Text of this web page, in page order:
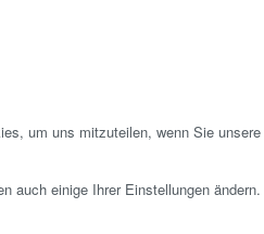
um uns mitzuteilen, wenn Sie
einige Ihrer Einstellungen